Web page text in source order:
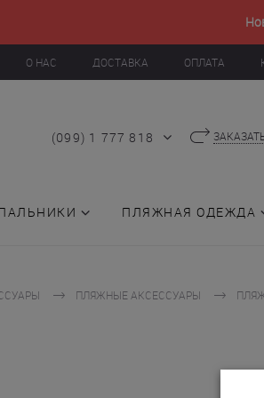
О НАС ДОСТАВКА ОПЛАТА
(099) 1 777 818
ПЛЯЖНАЯ ОДЕЖДА
ПЛЯЖНЫЕ АКСЕССУАРЫ